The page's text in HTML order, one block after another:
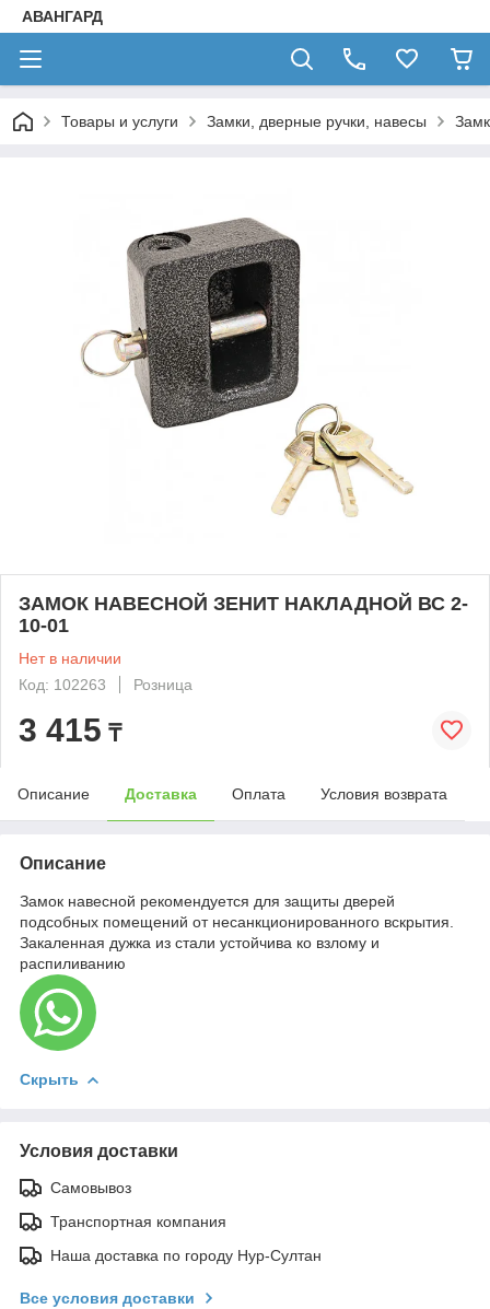
АВАНГАРД
Товары и услуги Замки, дверные ручки, навесы
ЗАМОК НАВЕСНОЙ ЗЕНИТ НАКЛАДНОЙ ВС 2-
10-01
Нет в наличии
Код: 102263
Розница
3 415 ₸
Описание Доставка Оплата Условия возврата
Описание
Замок навесной рекомендуется для защиты дверей
подсобных помещений от несанкционированного вскрытия.
Закаленная дужка из стали устойчива ко взлому и
распиливанию
Скрыть
Условия доставки
Самовывоз
Транспортная компания
Наша доставка по городу Нур-Султан
Все условия доставки